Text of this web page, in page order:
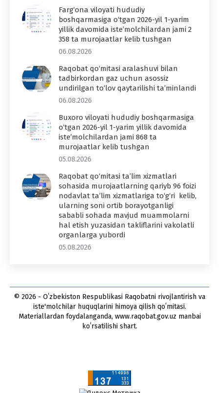
Farg‘ona viloyati hududiy
boshqarmasiga o‘tgan 2026-yil 1-yarim
yillik davomida iste’molchilardan jami 2
358 ta murojaatlar kelib tushgan
06.08.2026
Raqobat qo‘mitasi aralashuvi bilan
tadbirkordan gaz uchun asossiz
undirilgan to‘lov qaytarilishi ta’minlandi
06.08.2026
Buxoro viloyati hududiy boshqarmasiga
o‘tgan 2026-yil 1-yarim yillik davomida
iste’molchilardan jami 868 ta
murojaatlar kelib tushgan
05.08.2026
Raqobat qo‘mitasi ta’lim xizmatlari
sohasida murojaatlarning qariyb 96 foizi
nodavlat ta’lim xizmatlariga to‘g‘ri kelib,
ularning soni ortib borayotganligi
sababli sohada mavjud muammolarni
hal etish yuzasidan takliflarini vakolatli
organlarga yubordi
05.08.2026
© 2026 - Oʻzbekiston Respublikasi Raqobatni rivojlantirish va
iste'molchilar huquqlarini himoya qilish qoʻmitasi.
Materiallardan foydalanganda, www.raqobat.gov.uz manbai
koʻrsatilishi shart.